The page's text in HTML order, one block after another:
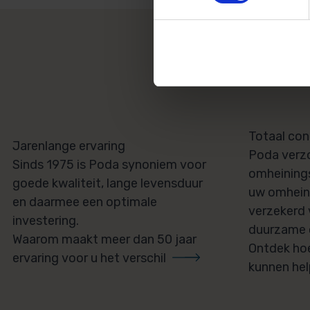
Jarenlange ervaring
Sinds 1975 is Poda synoniem voor
goede kwaliteit, lange levensduur
en daarmee een optimale
investering.
Waarom maakt meer dan 50 jaar
ervaring voor u het verschil
Totaal
Poda
uw
verzekerd
duurzame
Ontdek
kunnen